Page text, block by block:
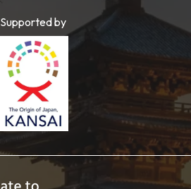
Supported by